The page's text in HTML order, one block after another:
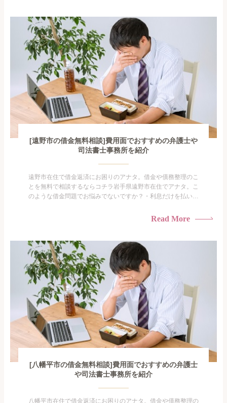
がありま...
[遠野市の借金無料相談]費用面でおすすめの弁護士や
司法書士事務所を紹介
遠野市在住で借金返済にお困りのアナタ。借金や債務整理のこ
とを無料で相談するならコチラ岩手県遠野市在住でアナタ。こ
のような借金問題でお悩みでないですか？・利息だけを払い続
られたくない・借金の催促、取り立てで憂鬱になる。・闇金に
がありま...
Read More
[八幡平市の借金無料相談]費用面でおすすめの弁護士
や司法書士事務所を紹介
八幡平市在住で借金返済にお困りのアナタ。借金や債務整理の